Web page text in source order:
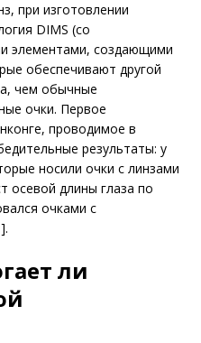
при изготовлении
DIMS (со
элементами, создающими
обеспечивают другой
чем обычные
очки. Первое
проводимое в
результаты: у
носили очки с линзами
осевой длины глаза по
очками с
ли